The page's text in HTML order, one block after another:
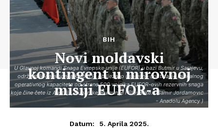
U Glavnoj komandi Snaga Evropske unije (EUFOR) u bazi Butmir u Sarajevu,
održana je ceremonija kojom je obilježeno uspješno dostizanje inicijalnog
operativnog kapaciteta od strane 500 vojnika EUFOR-ovih rezervnih snaga
koje čine čete iz Austrije, Bugarske, Rumunije i Slovačke. ( Samır Jordamovıc
- Anadolu Agency )
BIH
Novi moldavski
kontingent u mirovnoj
misiji EUFOR-a
Datum: 5. Aprila 2025.